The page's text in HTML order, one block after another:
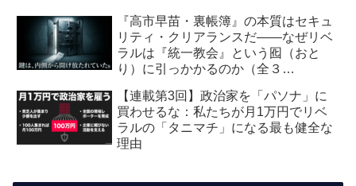
『高市早苗・裏帳簿』の本質はセキュ
リティ・クリアランスだ――なぜリベ
ラルは『統一教会』という囮（おと
り）に引っかかるのか（全３
ィア編：虚飾の愛国者
【連載第3回】政治家を「パソナ」に
買わせるな：私たちが月1万円でリベ
ラルの「タニマチ」になる最も健全な
理由